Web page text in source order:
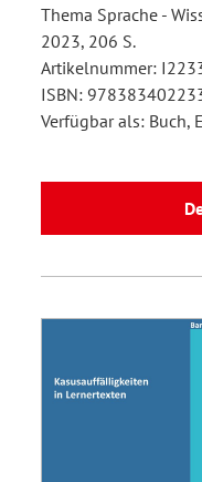
Thema Sprache -
2023, 206 S.
Artikelnummer:
ISBN:
Verfügbar als: Buch,